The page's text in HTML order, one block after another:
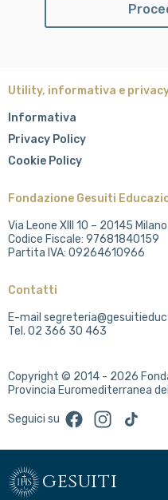
Utility, informativa e
Informativa
Privacy Policy
Cookie Policy
Fondazione Gesuiti
Via Leone XIII 10 – 20145 Milano
Codice Fiscale: 97681840159
Partita IVA: 09264610966
Contatti
E-mail
Tel. 02 366 30 463
Copyright © 2014 - 2026
Provincia Euromediterranea
Seguici su FacebookInstagram
TikTok
gesuiti